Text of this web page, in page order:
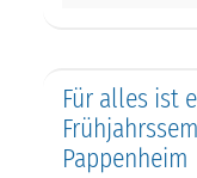
Für alles ist
Pappenheim